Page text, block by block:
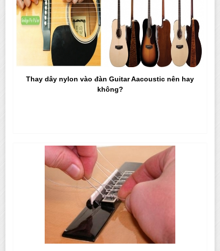
Thay dây nylon vào đàn Guitar Aacoustic nên hay
không?